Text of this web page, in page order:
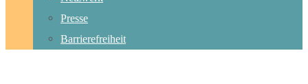
Presse
Barrierefreiheit